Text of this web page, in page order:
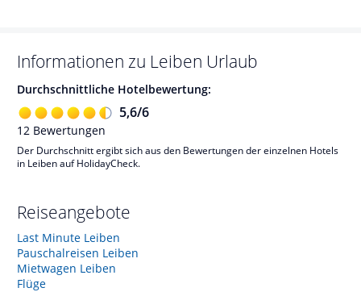
Informationen zu Leiben Urlaub
Durchschnittliche Hotelbewertung:
5,6/6
12 Bewertungen
Der Durchschnitt ergibt sich aus den Bewertungen der einzelnen Hotels
in Leiben auf HolidayCheck.
Reiseangebote
Last Minute Leiben
Pauschalreisen Leiben
Mietwagen Leiben
Flüge